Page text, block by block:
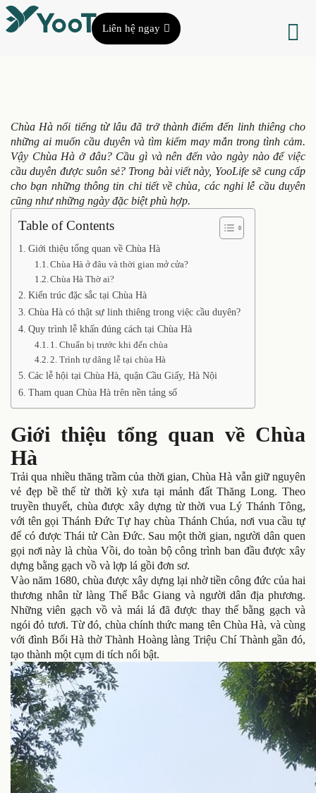
Liên hệ ngay
Chùa Hà nổi tiếng từ lâu đã trở thành điểm đến linh thiêng cho
những ai muốn cầu duyên và tìm kiếm may mắn trong tình cảm.
Vậy Chùa Hà ở đâu? Cầu gì và nên đến vào ngày nào để việc
cầu duyên được suôn sẻ? Trong bài viết này, YooLife sẽ cung cấp
cho bạn những thông tin chi tiết về chùa, các nghi lễ cầu duyên
cũng như những ngày đặc biệt phù hợp.
Table of Contents
Giới thiệu tổng quan về Chùa Hà
Chùa Hà ở đâu và thời gian mở cửa?
Chùa Hà Thờ ai?
Kiến trúc đặc sắc tại Chùa Hà
Chùa Hà có thật sự linh thiêng trong việc cầu duyên?
Quy trình lễ khấn đúng cách tại Chùa Hà
1. Chuẩn bị trước khi đến chùa
2. Trình tự dâng lễ tại chùa Hà
Các lễ hội tại Chùa Hà, quận Cầu Giấy, Hà Nội
Tham quan Chùa Hà trên nền tảng số
Giới thiệu tổng quan về Chùa
Hà
Trải qua nhiều thăng trầm của thời gian, Chùa Hà vẫn giữ nguyên
vẻ đẹp bề thế từ thời kỳ xưa tại mảnh đất Thăng Long. Theo
truyền thuyết, chùa được xây dựng từ thời vua Lý Thánh Tông,
với tên gọi Thánh Đức Tự hay chùa Thánh Chúa, nơi vua cầu tự
để có được Thái tử Càn Đức. Sau một thời gian, người dân quen
gọi nơi này là chùa Vồi, do toàn bộ công trình ban đầu được xây
dựng bằng gạch vồ và lợp lá gồi đơn sơ.
Vào năm 1680, chùa được xây dựng lại nhờ tiền công đức của hai
thương nhân từ làng Thể Bắc Giang và người dân địa phương.
Những viên gạch vồ và mái lá đã được thay thế bằng gạch và
ngói đỏ tươi. Từ đó, chùa chính thức mang tên Chùa Hà, và cùng
với đình Bối Hà thờ Thành Hoàng làng Triệu Chí Thành gần đó,
tạo thành một cụm di tích nổi bật.